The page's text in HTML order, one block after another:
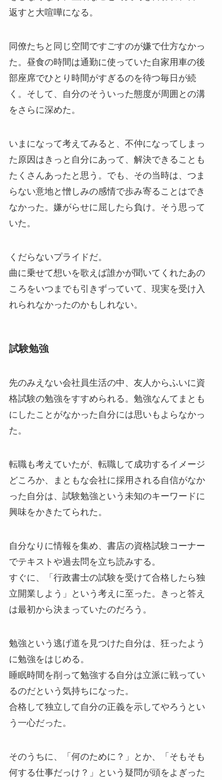
返すと大喧嘩になる。
同僚たちと同じ空間ですごすのが嫌で仕方なかっ
た。昼食の時間は通勤に使っていた自家用車の後
部座席でひとり時間がすぎるのを待つ毎日が続
く。そして、自分のそういった態度が周囲との溝
をさらに深めた。
いまになって考えてみると、不仲になってしまっ
た原因はきっと自分にあって、解決できることも
たくさんあったと思う。でも、その当時は、つま
らない意地と憎しみの感情で歩み寄ることはでき
なかった。嫌がらせに屈したら負け。そう思って
いた。
くだらないプライドだ。
曲に乗せて想いを歌えば誰かが聞いてくれたあの
ころをいつまでも引きずっていて、現実を受け入
れられなかったのかもしれない。
試験勉強
先のみえない会社員生活の中、友人からふいに資
格試験の勉強をすすめられる。勉強なんてまとも
にしたことがなかった自分には思いもよらなかっ
た。
転職も考えていたが、転職して成功するイメージ
どころか、まともな会社に採用される自信がなか
った自分は、試験勉強という未知のキーワードに
興味をかきたてられた。
自分なりに情報を集め、書店の資格試験コーナー
でテキストや過去問を立ち読みする。
すぐに、「行政書士の試験を受けて合格したら独
立開業しよう」という考えに至った。きっと答え
は最初から決まっていたのだろう。
勉強という逃げ道を見つけた自分は、狂ったよう
に勉強をはじめる。
睡眠時間を削って勉強する自分は立派に戦ってい
るのだという気持ちになった。
合格して独立して自分の正義を示してやろうとい
う一心だった。
そのうちに、「何のために？」とか、「そもそも
何する仕事だっけ？」という疑問が頭をよぎった